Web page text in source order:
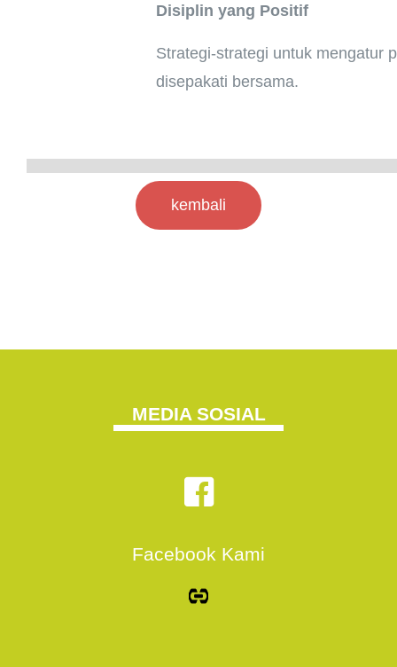
Disiplin yang Positif
Strategi-strategi untuk mengatur
disepakati bersama.
kembali
MEDIA SOSIAL
Facebook Kami